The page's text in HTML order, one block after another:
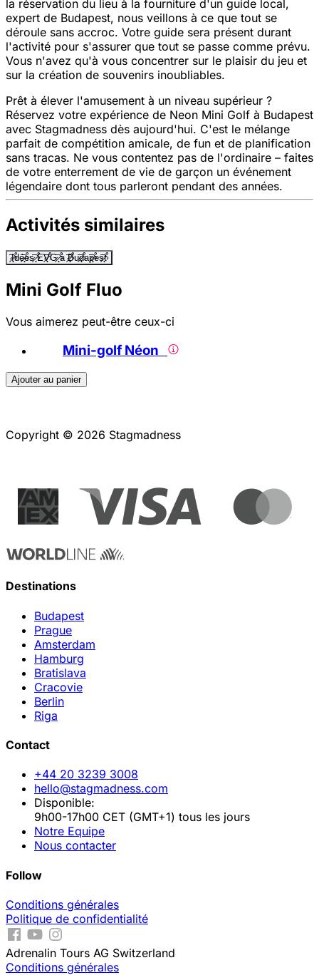
la réservation du lieu à la fourniture d'un guide local,
expert de Budapest, nous veillons à ce que tout se
déroule sans accroc. Votre guide sera présent durant
l'activité pour s'assurer que tout se passe comme prévu.
Vous n'avez qu'à vous concentrer sur le plaisir du jeu et
sur la création de souvenirs inoubliables.
Prêt à élever l'amusement à un niveau supérieur ?
Réservez votre expérience de Neon Mini Golf à Budapest
avec Stagmadness dès aujourd'hui. C'est le mélange
parfait de compétition amicale, de fun et de planification
sans tracas. Ne vous contentez pas de l'ordinaire – faites
de votre enterrement de vie de garçon un événement
légendaire dont tous parleront pendant des années.
Activités similaires
Idées EVG à Budapest
Mini Golf Fluo
Vous aimerez peut-être ceux-ci
Mini-golf Néon
Ajouter au panier
Copyright © 2026 Stagmadness
Destinations
Budapest
Prague
Amsterdam
Hamburg
Bratislava
Cracovie
Berlin
Riga
Contact
+44 20 3239 3008
hello@stagmadness.com
Disponible:
9h00-17h00 CET (GMT+1) tous les jours
Notre Equipe
Nous contacter
Follow
Conditions générales
Politique de confidentialité
Adrenalin Tours AG Switzerland
Conditions générales